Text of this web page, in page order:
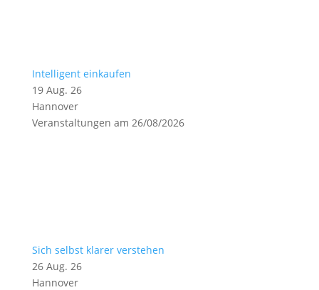
Intelligent einkaufen
19 Aug. 26
Hannover
Veranstaltungen am 26/08/2026
Sich selbst klarer verstehen
26 Aug. 26
Hannover